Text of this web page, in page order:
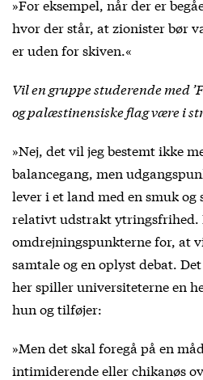
»For eksempel, når der er
hvor der står, at zionister bør
er uden for skiven.«
Vil en gruppe studerende med
og palæstinensiske flag være i
»Nej, det vil jeg bestemt ikke
balancegang, men
lever i et land med en smuk
relativt udstrakt ytringsfrihed.
omdrejningspunkterne for, at
samtale og en oplyst debat.
her spiller universiteterne en
hun og tilføjer:
»Men det skal foregå på en
intimiderende eller chikanøs